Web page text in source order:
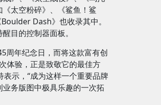
太空粉碎》、《鲨鱼！鲨
Dash》也收录其中。
目的控制器面板。
周年纪念日，而将这款富有创
体验，正是致敬它的最佳方
表示，“成为这样一个重要品牌
务版图中极具乐趣的一次拓